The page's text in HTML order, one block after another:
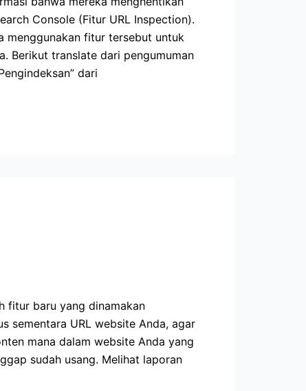
Console (Fitur URL Inspection).
menggunakan fitur tersebut untuk
Berikut translate dari pengumuman
dari
fitur baru yang dinamakan
sementara URL website Anda, agar
mana dalam website Anda yang
sudah usang. Melihat laporan